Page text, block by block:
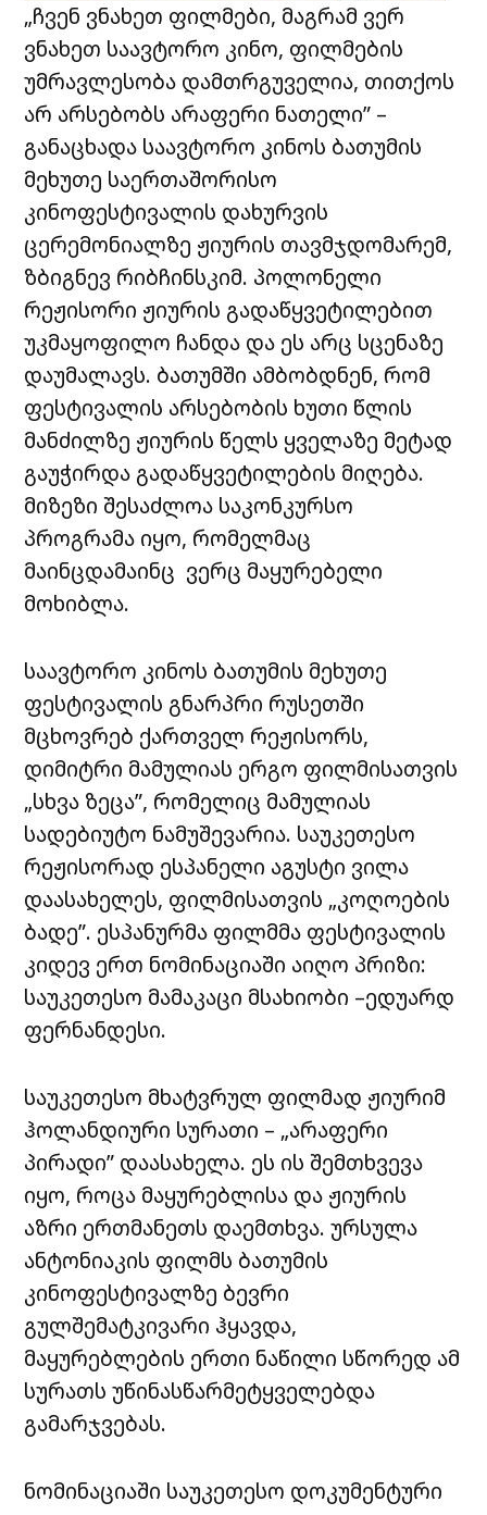
„ჩვენ ვნახეთ ფილმები, მაგრამ ვერ
ვნახეთ საავტორო კინო, ფილმების
უმრავლესობა დამთრგუველია, თითქოს
არ არსებობს არაფერი ნათელი” –
განაცხადა საავტორო კინოს ბათუმის
მეხუთე საერთაშორისო
კინოფესტივალის დახურვის
ცერემონიალზე ჟიურის თავმჯდომარემ,
ზბიგნევ რიბჩინსკიმ. პოლონელი
რეჟისორი ჟიურის გადაწყვეტილებით
უკმაყოფილო ჩანდა და ეს არც სცენაზე
დაუმალავს. ბათუმში ამბობდნენ, რომ
ფესტივალის არსებობის ხუთი წლის
მანძილზე ჟიურის წელს ყველაზე მეტად
გაუჭირდა გადაწყვეტილების მიღება.
მიზეზი შესაძლოა საკონკურსო
პროგრამა იყო, რომელმაც
მაინცდამაინც ვერც მაყურებელი
მოხიბლა.
საავტორო კინოს ბათუმის მეხუთე
ფესტივალის გნარპრი რუსეთში
მცხოვრებ ქართველ რეჟისორს,
დიმიტრი მამულიას ერგო ფილმისათვის
„სხვა ზეცა”, რომელიც მამულიას
სადებიუტო ნამუშევარია. საუკეთესო
რეჟისორად ესპანელი აგუსტი ვილა
დაასახელეს, ფილმისათვის „კოღოების
ბადე”. ესპანურმა ფილმმა ფესტივალის
კიდევ ერთ ნომინაციაში აიღო პრიზი:
საუკეთესო მამაკაცი მსახიობი –ედუარდ
ფერნანდესი.
საუკეთესო მხატვრულ ფილმად ჟიურიმ
ჰოლანდიური სურათი – „არაფერი
პირადი” დაასახელა. ეს ის შემთხვევა
იყო, როცა მაყურებლისა და ჟიურის
აზრი ერთმანეთს დაემთხვა. ურსულა
ანტონიაკის ფილმს ბათუმის
კინოფესტივალზე ბევრი
გულშემატკივარი ჰყავდა,
მაყურებლების ერთი ნაწილი სწორედ ამ
სურათს უწინასწარმეტყველებდა
გამარჯვებას.
ნომინაციაში საუკეთესო დოკუმენტური